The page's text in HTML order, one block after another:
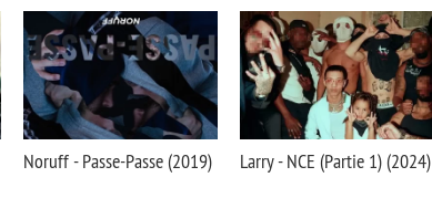
Noruff - Passe-Passe (2019) Larry - NCE (Partie 1) (2024)